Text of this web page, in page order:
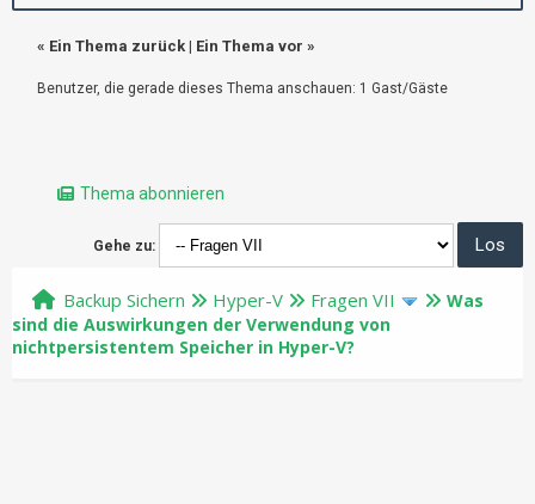
« Ein Thema zurück | Ein Thema vor »
Benutzer, die gerade dieses Thema anschauen: 1 Gast/Gäste
Thema abonnieren
Gehe zu:
Backup Sichern Hyper-V Fragen VII
Was
sind die Auswirkungen der Verwendung von
nichtpersistentem Speicher in Hyper-V?